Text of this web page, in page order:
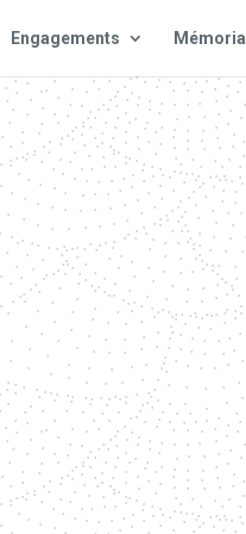
Engagements Mémorial